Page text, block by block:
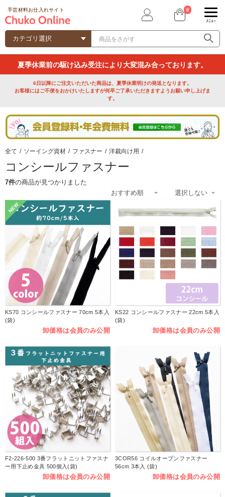
手芸材料お仕入れサイト 0
ﾒﾆｭｰ
夏季休業前の駆け込み受注により大変混み合っております。
6日以降にご注文いただいた商品は、夏季休業明けの発送となります。
お客様にはご不便をおかけいたしますが何卒ご了承いただきますようお願い申し上げま
す。
全て / ソーイング資材 / ファスナー / 洋裁向け用 /
コンシールファスナー
7件の商品が見つかりました
NEW
KS70 コンシールファスナー 70cm 5本入
(袋)
卸価格は会員のみ公開
KS22 コンシールファスナー 22cm 5本入
(袋)
卸価格は会員のみ公開
F2-226-500 3番フラットニットファスナ
ー用下止め金具 500個入(袋)
卸価格は会員のみ公開
3COR56 コイルオープンファスナー
56cm 3本入 (袋)
卸価格は会員のみ公開